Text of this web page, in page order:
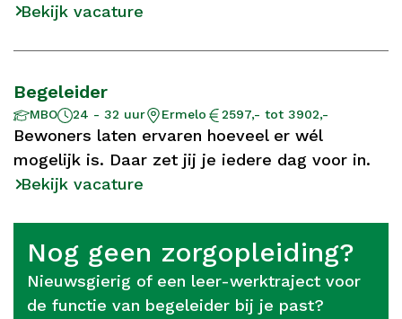
alert bent.
Bekijk vacature
Begeleider
Opleidingsniveau
MBO
Aantal
uur
24 - 32 uur
Locatie Ermelo
Salaris 2597,- tot 3902,-
Bewoners laten ervaren hoeveel er wél
mogelijk is. Daar zet jij je iedere dag voor in.
Bekijk vacature
Nog geen zorgopleiding?
Nieuwsgierig of een leer-werktraject voor
de functie van begeleider bij je past?